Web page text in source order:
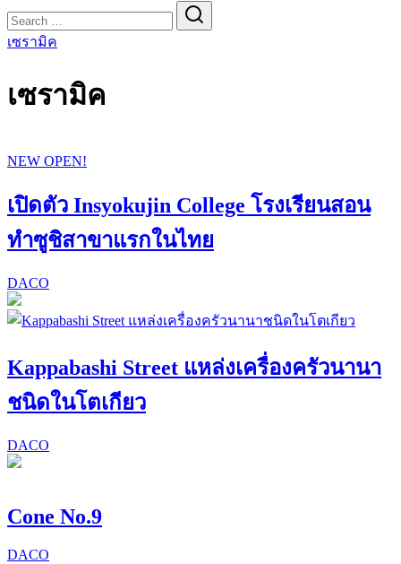
for:
เซรามิค
เซรามิค
NEW OPEN!
เปิดตัว Insyokujin College โรงเรียนสอน
ทำซูชิสาขาแรกในไทย
DACO
Kappabashi Street แหล่งเครื่องครัวนานา
ชนิดในโตเกียว
DACO
Cone No.9
DACO